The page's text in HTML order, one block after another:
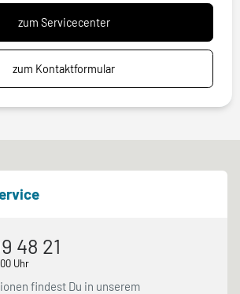
zum Servicecenter
zum Kontaktformular
48 21
Uhr
findest Du in unserem